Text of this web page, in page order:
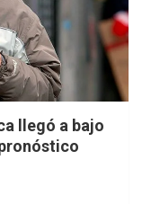
llegó a bajo